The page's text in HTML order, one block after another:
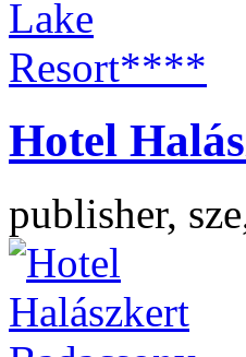
Hotel
publisher,